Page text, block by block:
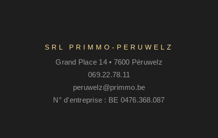
SRL PRIMMO-PERUWELZ
Grand Place 14 • 7600 Péruwelz
069.22.78.11
peruwelz@primmo.be
N° d'entreprise : BE 0476.368.087